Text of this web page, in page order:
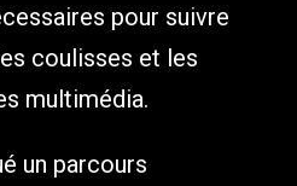
pour suivre
coulisses et les
multimédia.
un parcours